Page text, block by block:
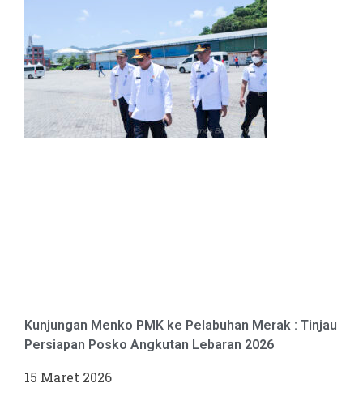
Kunjungan Menko PMK ke Pelabuhan Merak : Tinjau
Persiapan Posko Angkutan Lebaran 2026
15 Maret 2026